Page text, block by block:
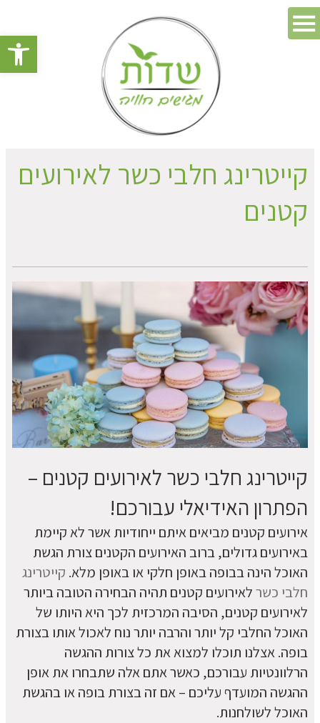
פתח
קייטרינג חלבי כשר לאירועים
קטנים
קייטרינג חלבי כשר לאירועים קטנים –
הפתרון האידיאלי עבורכם!
אירועים קטנים מביאים איתם ייחודיות אשר לא קיימת
באירועים גדולים, ברוב האירועים הקטנים צורת הגשת
האוכל הינה בבופה באופן חלקי או באופן מלא. קייטרינג
חלבי כשרלאירועים קטנים תהיה הבחירה הטובה ביותר
לאירועים קטנים, הסיבה המרכזית לכך היא היותו של
האוכל החלבי קל יותר והרבה יותר נוח לאכול אותו בצורת
בופה. אצלנו תוכלו למצוא את כל צורות ההגשה
הרלוונטיות עבורכם, כאשר אתם אלה שתבחרו את אופן
ההגשה המועדף עליכם – אם זה בצורת בופה או בהגשת
האוכל לשולחנות.